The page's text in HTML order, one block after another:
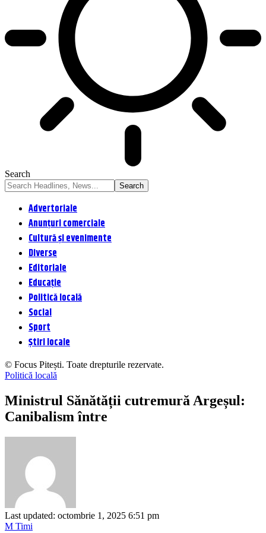
Search
Advertoriale
Anunțuri comerciale
Cultură și evenimente
Diverse
Editoriale
Educație
Politică locală
Social
Sport
Știri locale
© Focus Pitești. Toate drepturile rezervate.
Politică locală
Ministrul Sănătății cutremură Argeșul:
Canibalism între
Last updated: octombrie 1, 2025 6:51 pm
M Timi